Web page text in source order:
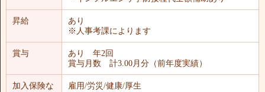
昇給
あり
※人事考課によります
賞与
あり 年2回
賞与月数 計3.00月分（前年度実績）
加入保険な
雇用/労災/健康/厚生